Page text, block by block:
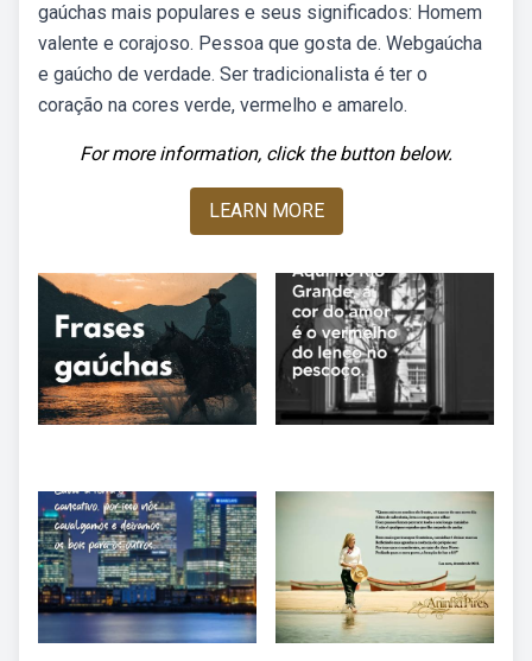
gaúchas mais populares e seus significados: Homem
valente e corajoso. Pessoa que gosta de. Webgaúcha
e gaúcho de verdade. Ser tradicionalista é ter o
coração na cores verde, vermelho e amarelo.
For more information, click the button below.
LEARN MORE